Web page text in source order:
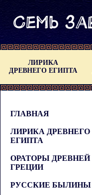
ЛИРИКА
ДРЕВНЕГО ЕГИПТА
ГЛАВНАЯ
ЛИРИКА ДРЕВНЕГО
ЕГИПТА
ОРАТОРЫ ДРЕВНЕЙ
ГРЕЦИИ
РУССКИЕ БЫЛИНЫ